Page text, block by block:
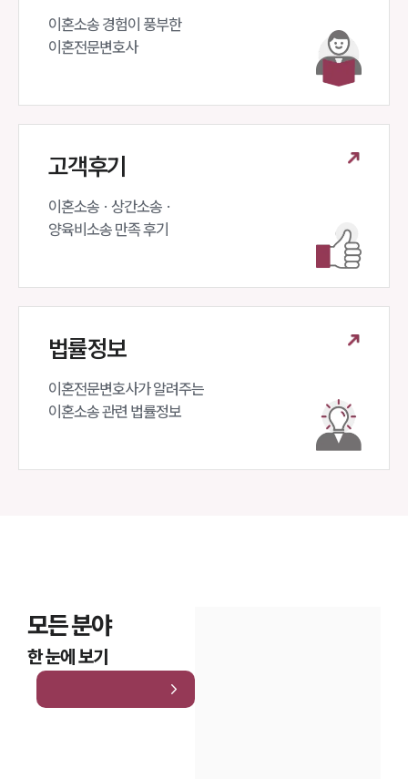
이혼소송 경험이 풍부한
이혼전문변호사
고객후기
이혼소송 · 상간소송 ·
양육비소송 만족 후기
법률정보
이혼전문변호사가 알려주는
이혼소송 관련 법률정보
모든 분야
한 눈에 보기